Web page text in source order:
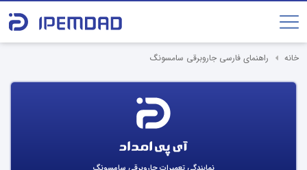
خانه راهنمای فارسی جاروبرقی سامسونگ